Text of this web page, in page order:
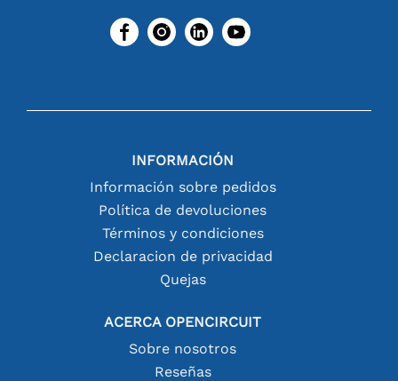
INFORMACIÓN
Información sobre pedidos
Política de devoluciones
Términos y condiciones
Declaracion de privacidad
Quejas
ACERCA OPENCIRCUIT
Sobre nosotros
Reseñas